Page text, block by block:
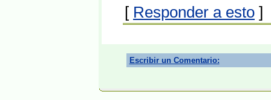
[ Responder a esto ]
Escribir un Comentario: